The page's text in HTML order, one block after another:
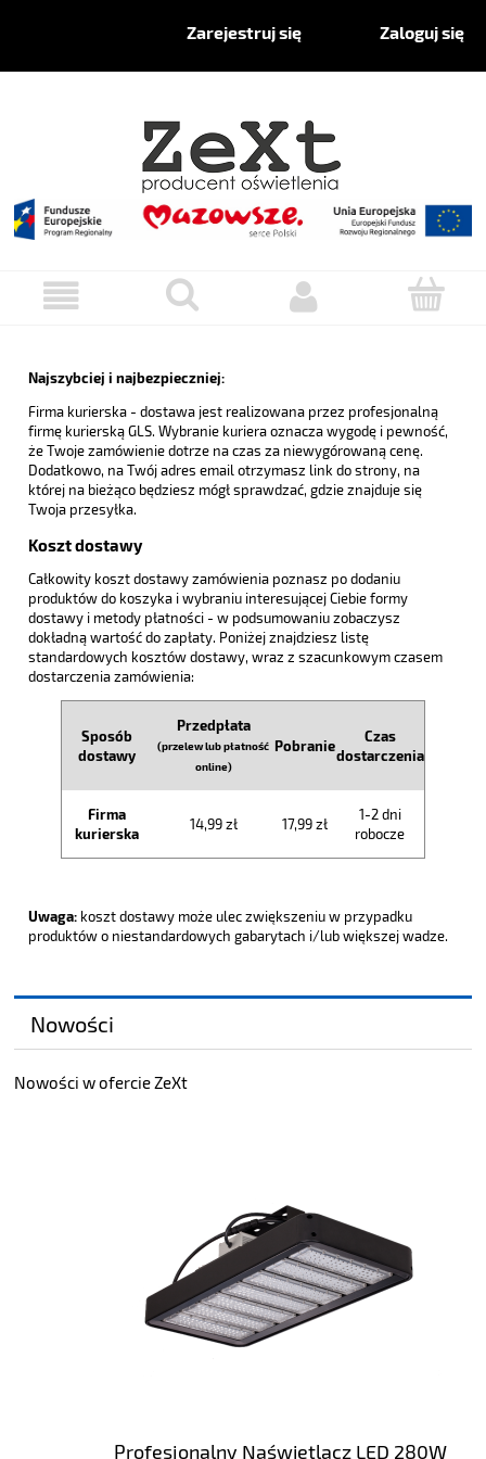
Zarejestruj się Zaloguj się
Najszybciej i najbezpieczniej:
Firma kurierska - dostawa jest realizowana przez profesjonalną
firmę kurierską GLS. Wybranie kuriera oznacza wygodę i pewność,
że Twoje zamówienie dotrze na czas za niewygórowaną cenę.
Dodatkowo, na Twój adres email otrzymasz link do strony, na
której na bieżąco będziesz mógł sprawdzać, gdzie znajduje się
Twoja przesyłka.
Koszt dostawy
Całkowity koszt dostawy zamówienia poznasz po dodaniu
produktów do koszyka i wybraniu interesującej Ciebie formy
dostawy i metody płatności - w podsumowaniu zobaczysz
dokładną wartość do zapłaty. Poniżej znajdziesz listę
standardowych kosztów dostawy, wraz z szacunkowym czasem
dostarczenia zamówienia:
Sposób
dostawy
Przedpłata
(przelew lub płatność
online)
Pobranie
Czas
dostarczenia
Firma
kurierska
14,99 zł 17,99 zł
1-2 dni
robocze
Uwaga: koszt dostawy może ulec zwiększeniu w przypadku
produktów o niestandardowych gabarytach i/lub większej wadze.
Nowości
Nowości w ofercie ZeXt
Profesjonalny Naświetlacz LED 280W